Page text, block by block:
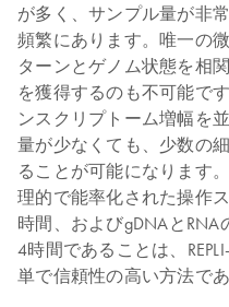
が多く、サンプル量が非
頻繁にあります。唯一の
ターンとゲノム状態を相
を獲得するのも不可能で
ンスクリプトーム増幅を
量が少なくても、少数の
ることが可能になります
理的で能率化された操作
時間、およびgDNAと
4時間であることは、
単で信頼性の高い方法で